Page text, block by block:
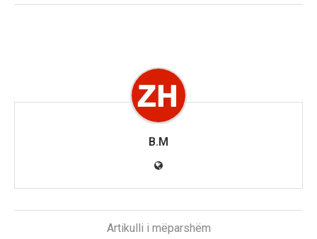
B.M
Artikulli i mëparshëm